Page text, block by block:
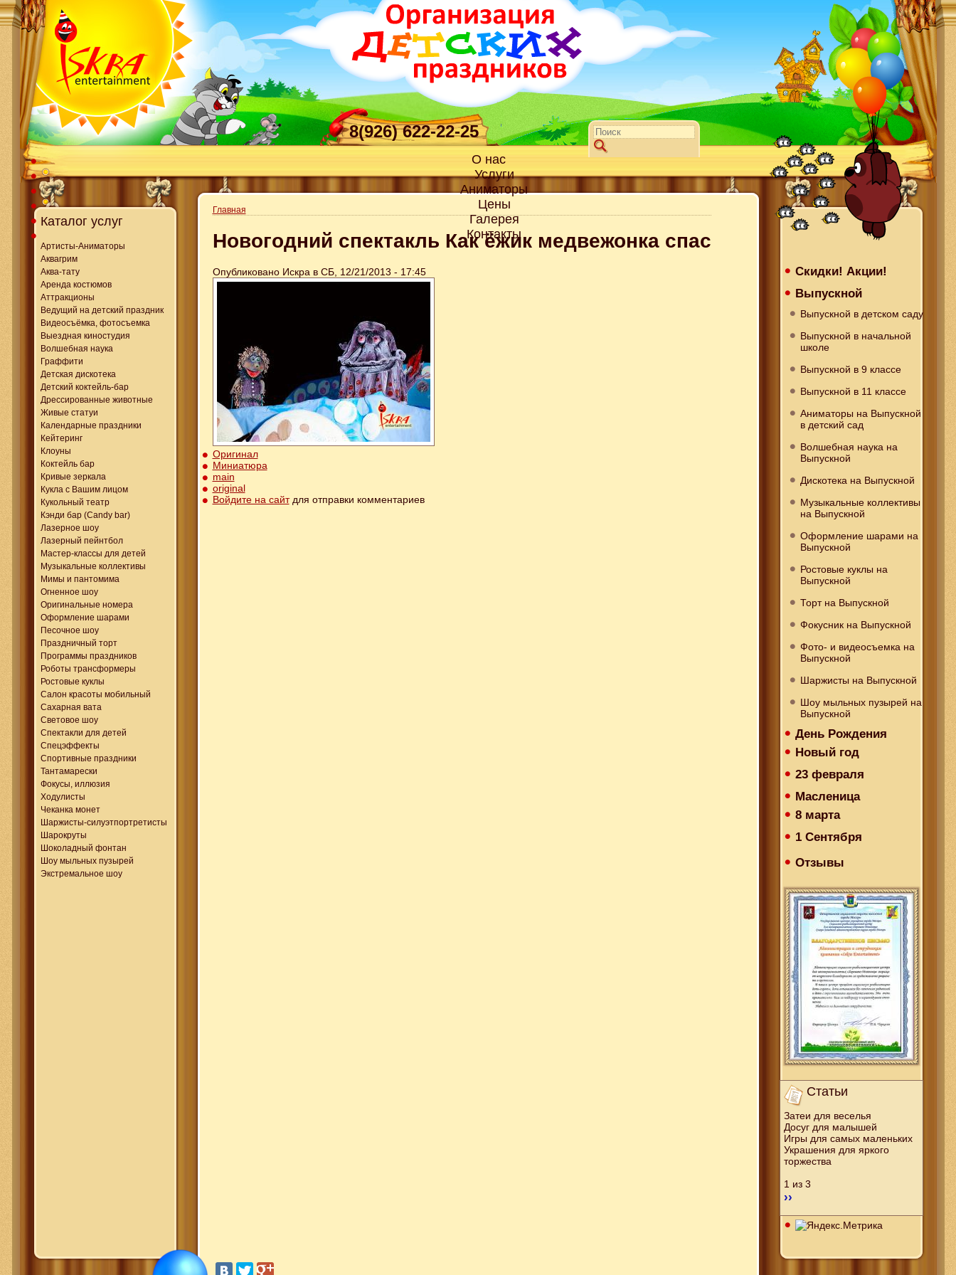
8(926) 622-22-25
О нас
Услуги
Аниматоры
Цены
Галерея
Контакты
Каталог услуг
Артисты-Аниматоры
Аквагрим
Аква-тату
Аренда костюмов
Аттракционы
Ведущий на детский праздник
Видеосъёмка, фотосъемка
Выездная киностудия
Волшебная наука
Граффити
Детская дискотека
Детский коктейль-бар
Дрессированные животные
Живые статуи
Календарные праздники
Кейтеринг
Клоуны
Коктейль бар
Кривые зеркала
Кукла с Вашим лицом
Кукольный театр
Кэнди бар (Candy bar)
Лазерное шоу
Лазерный пейнтбол
Мастер-классы для детей
Музыкальные коллективы
Мимы и пантомима
Огненное шоу
Оригинальные номера
Оформление шарами
Песочное шоу
Праздничный торт
Программы праздников
Роботы трансформеры
Ростовые куклы
Салон красоты мобильный
Сахарная вата
Световое шоу
Спектакли для детей
Спецэффекты
Спортивные праздники
Тантамарески
Фокусы, иллюзия
Ходулисты
Чеканка монет
Шаржисты-силуэтпортретисты
Шарокруты
Шоколадный фонтан
Шоу мыльных пузырей
Экстремальное шоу
Скидки! Акции!
Выпускной
Выпускной в детском саду
Выпускной в начальной
школе
Выпускной в 9 классе
Выпускной в 11 классе
Аниматоры на Выпускной
в детский сад
Волшебная наука на
Выпускной
Дискотека на Выпускной
Музыкальные коллективы
на Выпускной
Оформление шарами на
Выпускной
Ростовые куклы на
Выпускной
Торт на Выпускной
Фокусник на Выпускной
Фото- и видеосъемка на
Выпускной
Шаржисты на Выпускной
Шоу мыльных пузырей на
Выпускной
День Рождения
Новый год
23 февраля
Масленица
8 марта
1 Сентября
Отзывы
Статьи
Затеи для веселья
Досуг для малышей
Игры для самых маленьких
Украшения для яркого
торжества
1 из 3
››
Главная
Новогодний спектакль Как ёжик медвежонка спас
Опубликовано Искра в СБ, 12/21/2013 - 17:45
Оригинал
Миниатюра
main
original
Войдите на сайтдля отправки комментариев